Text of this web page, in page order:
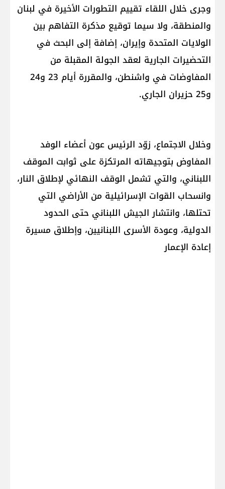
وجرى خلال اللقاء تقييم التطورات الأخيرة في لبنان
والمنطقة، ولا سيما توقيع مذكرة التفاهم بين
الولايات المتحدة وإيران، إضافة إلى البحث في
التحضيرات الجارية لعقد الجولة المقبلة من
المفاوضات في واشنطن، والمقررة أيام 23 و24
و25 حزيران الجاري.
وخلال الاجتماع، زوّد الرئيس عون أعضاء الوفد
المفاوض بتوجيهاته المرتكزة على ثوابت الموقف
اللبناني، والتي تشمل الوقف النهائي لإطلاق النار،
وانسحاب القوات الإسرائيلية من الأراضي التي
تحتلها، وانتشار الجيش اللبناني حتى الحدود
الدولية، وعودة الأسرى اللبنانيين، وإطلاق مسيرة
إعادة الإعمار